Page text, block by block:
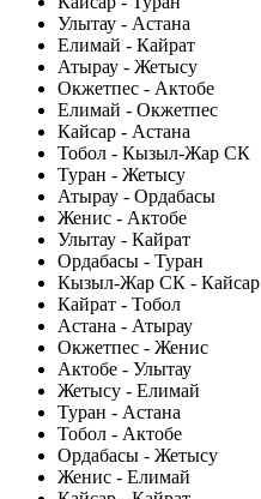
Улытау - Астана
Елимай - Кайрат
Атырау - Жетысу
Окжетпес - Актобе
Елимай - Окжетпес
Кайсар - Астана
Тобол - Кызыл-Жар СК
Туран - Жетысу
Атырау - Ордабасы
Женис - Актобе
Улытау - Кайрат
Ордабасы - Туран
Кызыл-Жар СК - Кайсар
Кайрат - Тобол
Астана - Атырау
Окжетпес - Женис
Актобе - Улытау
Жетысу - Елимай
Туран - Астана
Тобол - Актобе
Ордабасы - Жетысу
Женис - Елимай